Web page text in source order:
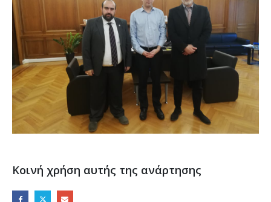
Κοινή χρήση αυτής της ανάρτησης